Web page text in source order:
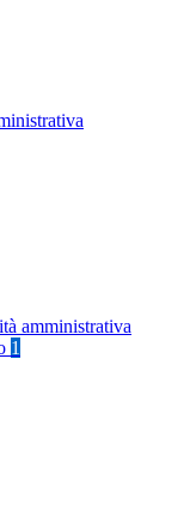
amministrativa
1